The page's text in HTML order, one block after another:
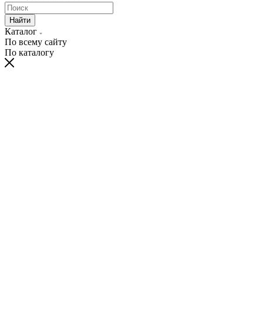
Найти
Каталог
По всему сайту
По каталогу